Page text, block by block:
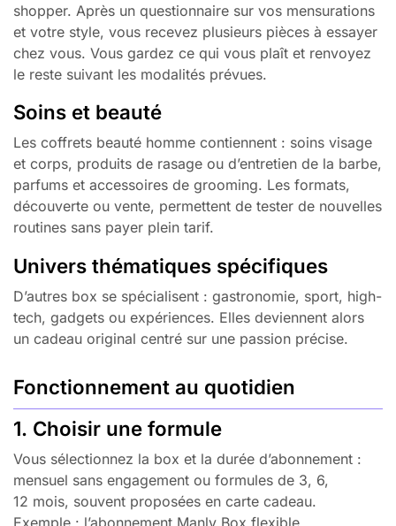
shopper. Après un questionnaire sur vos mensurations
et votre style, vous recevez plusieurs pièces à essayer
chez vous. Vous gardez ce qui vous plaît et renvoyez
le reste suivant les modalités prévues.
Soins et beauté
Les coffrets beauté homme contiennent : soins visage
et corps, produits de rasage ou d’entretien de la barbe,
parfums et accessoires de grooming. Les formats,
découverte ou vente, permettent de tester de nouvelles
routines sans payer plein tarif.
Univers thématiques spécifiques
D’autres box se spécialisent : gastronomie, sport, high-
tech, gadgets ou expériences. Elles deviennent alors
un cadeau original centré sur une passion précise.
Fonctionnement au quotidien
1. Choisir une formule
Vous sélectionnez la box et la durée d’abonnement :
mensuel sans engagement ou formules de 3, 6,
12 mois, souvent proposées en carte cadeau.